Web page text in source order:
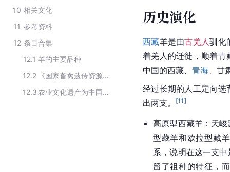
10 相关文化
11 参考资料
12 条目合集
12.1 羊的主要品种
12.2
《国家畜禽遗传资源品种名录》中绵羊的地方品种
12.3
农业文化遗产为中国国家级畜禽遗传资源保护羊品种
历史演化
西藏羊是由古羌人驯化
着羌人 的迁徙，顺着青
中国的西藏 青海 、甘
经过长期的人工定向选
出两支。
[11 ]
高原型西藏羊：天
型藏羊和欧拉型藏
系，说明在这一支
留了祖种的特征，